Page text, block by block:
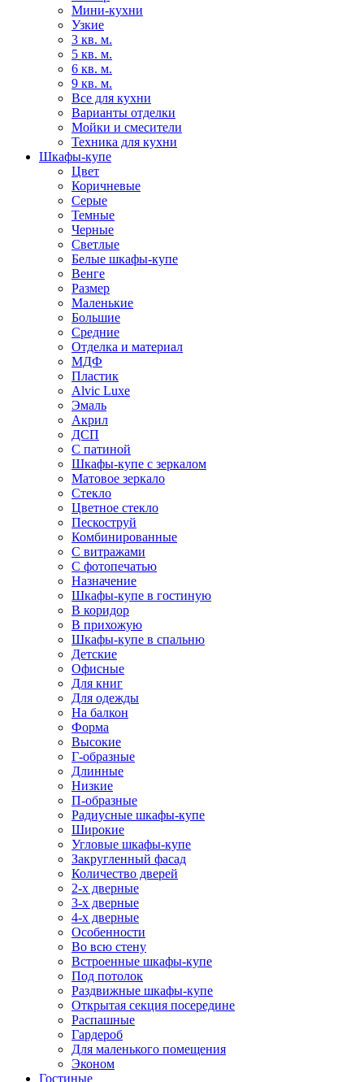
Мини-кухни
Узкие
3 кв. м.
5 кв. м.
6 кв. м.
9 кв. м.
Все для кухни
Варианты отделки
Мойки и смесители
Техника для кухни
Шкафы-купе
Цвет
Коричневые
Серые
Темные
Черные
Светлые
Белые шкафы-купе
Венге
Размер
Маленькие
Большие
Средние
Отделка и материал
МДФ
Пластик
Alvic Luxe
Эмаль
Акрил
ДСП
С патиной
Шкафы-купе с зеркалом
Матовое зеркало
Стекло
Цветное стекло
Пескоструй
Комбинированные
С витражами
С фотопечатью
Назначение
Шкафы-купе в гостиную
В коридор
В прихожую
Шкафы-купе в спальню
Детские
Офисные
Для книг
Для одежды
На балкон
Форма
Высокие
Г-образные
Длинные
Низкие
П-образные
Радиусные шкафы-купе
Широкие
Угловые шкафы-купе
Закругленный фасад
Количество дверей
2-х дверные
3-х дверные
4-х дверные
Особенности
Во всю стену
Встроенные шкафы-купе
Под потолок
Раздвижные шкафы-купе
Открытая секция посередине
Распашные
Гардероб
Для маленького помещения
Эконом
Гостиные